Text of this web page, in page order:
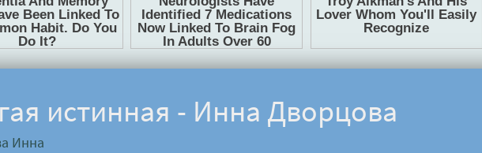
истинная - Инна Дворцова
Инна